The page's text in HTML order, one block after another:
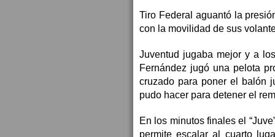
Tiro Federal aguantó la
con la movilidad de sus
Juventud jugaba mejor y a
Fernández jugó una pelota
cruzado para poner el balón
pudo hacer para detener el
En los minutos finales el
permite escalar al cuarto